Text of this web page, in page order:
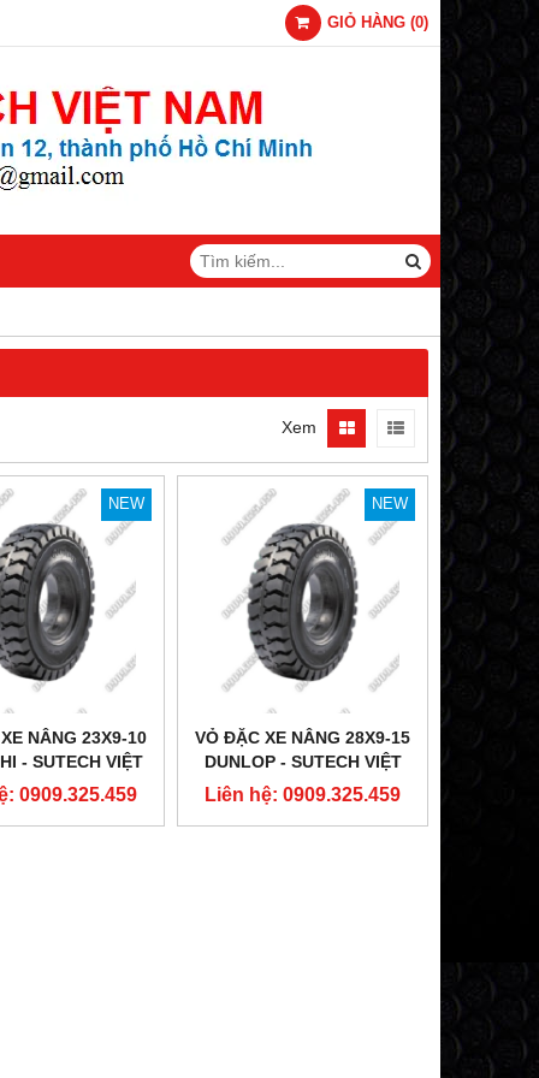
GIỎ HÀNG (0)
Xem
NEW
NÂNG 23X9-10
- SUTECH VIỆT
NAM
0909.325.459
NEW
VỎ ĐẶC XE NÂNG 28X9-15
DUNLOP - SUTECH VIỆT
NAM
Liên hệ: 0909.325.459